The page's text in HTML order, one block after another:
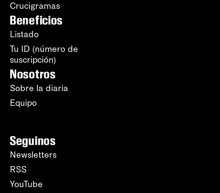
Crucigramas
Beneficios
Listado
Tu ID (número de
suscripción)
Nosotros
Sobre la diaria
Equipo
Seguinos
Newsletters
RSS
YouTube